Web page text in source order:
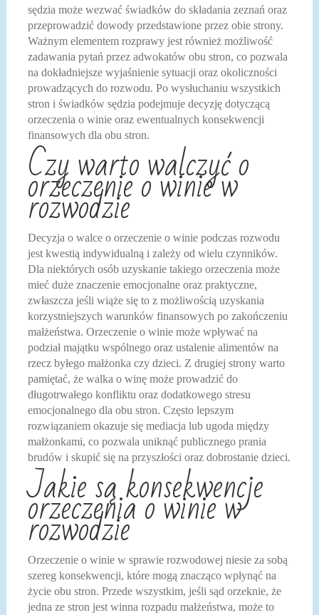
sędzia może wezwać świadków do składania zeznań oraz
przeprowadzić dowody przedstawione przez obie strony.
Ważnym elementem rozprawy jest również możliwość
zadawania pytań przez adwokatów obu stron, co pozwala
na dokładniejsze wyjaśnienie sytuacji oraz okoliczności
prowadzących do rozwodu. Po wysłuchaniu wszystkich
stron i świadków sędzia podejmuje decyzję dotyczącą
orzeczenia o winie oraz ewentualnych konsekwencji
finansowych dla obu stron.
Czy warto walczyć o
orzeczenie o winie w
rozwodzie
Decyzja o walce o orzeczenie o winie podczas rozwodu
jest kwestią indywidualną i zależy od wielu czynników.
Dla niektórych osób uzyskanie takiego orzeczenia może
mieć duże znaczenie emocjonalne oraz praktyczne,
zwłaszcza jeśli wiąże się to z możliwością uzyskania
korzystniejszych warunków finansowych po zakończeniu
małżeństwa. Orzeczenie o winie może wpływać na
podział majątku wspólnego oraz ustalenie alimentów na
rzecz byłego małżonka czy dzieci. Z drugiej strony warto
pamiętać, że walka o winę może prowadzić do
długotrwałego konfliktu oraz dodatkowego stresu
emocjonalnego dla obu stron. Często lepszym
rozwiązaniem okazuje się mediacja lub ugoda między
małżonkami, co pozwala uniknąć publicznego prania
brudów i skupić się na przyszłości oraz dobrostanie dzieci.
Jakie są konsekwencje
orzeczenia o winie w
rozwodzie
Orzeczenie o winie w sprawie rozwodowej niesie za sobą
szereg konsekwencji, które mogą znacząco wpłynąć na
życie obu stron. Przede wszystkim, jeśli sąd orzeknie, że
jedna ze stron jest winna rozpadu małżeństwa, może to